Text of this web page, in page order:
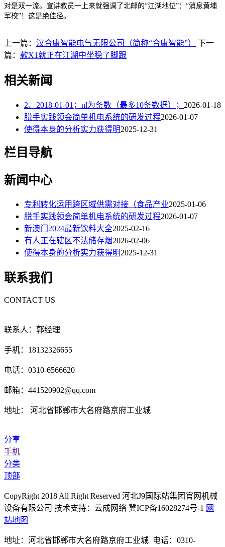
对是双一流。宣讲教员一上来就强调了北邮的“江湖地位”：“消息黄埔
军校”！这是绝佳径。
上一篇： 汉合康智能电气无限公司（简称“合康智能”）
下一
篇： 款X1就正在江湖中坐稳了脚跟
相关新闻
2、2018-01-01；nl为条数（最多10条数据）； 2026-01-18
脱手实践领会简单机电系统的研发过程2026-01-07
使得本身的分析实力获得明2025-12-31
栏目导航
新闻中心
专利转化运用跨区域供需对接（食品产业2025-01-06
脱手实践领会简单机电系统的研发过程2026-01-07
新澳门2024最新饮料大全2025-02-16
有人正在辖区不法储存烟2026-02-06
使得本身的分析实力获得明2025-12-31
联系我们
CONTACT US
联系人：郭经理
手机：18132326655
电话：0310-6566620
邮箱：441520902@qq.com
地址： 河北省邯郸市大名府路京府工业城
分享
手机
分类
顶部
CopyRight 2018 All Right Reserved 河北J9国际站集团官网机械
设备有限公司 技术支持：云成网络 冀ICP备16028274号-1 网
站地图
地址：河北省邯郸市大名府路京府工业城 电话：0310-